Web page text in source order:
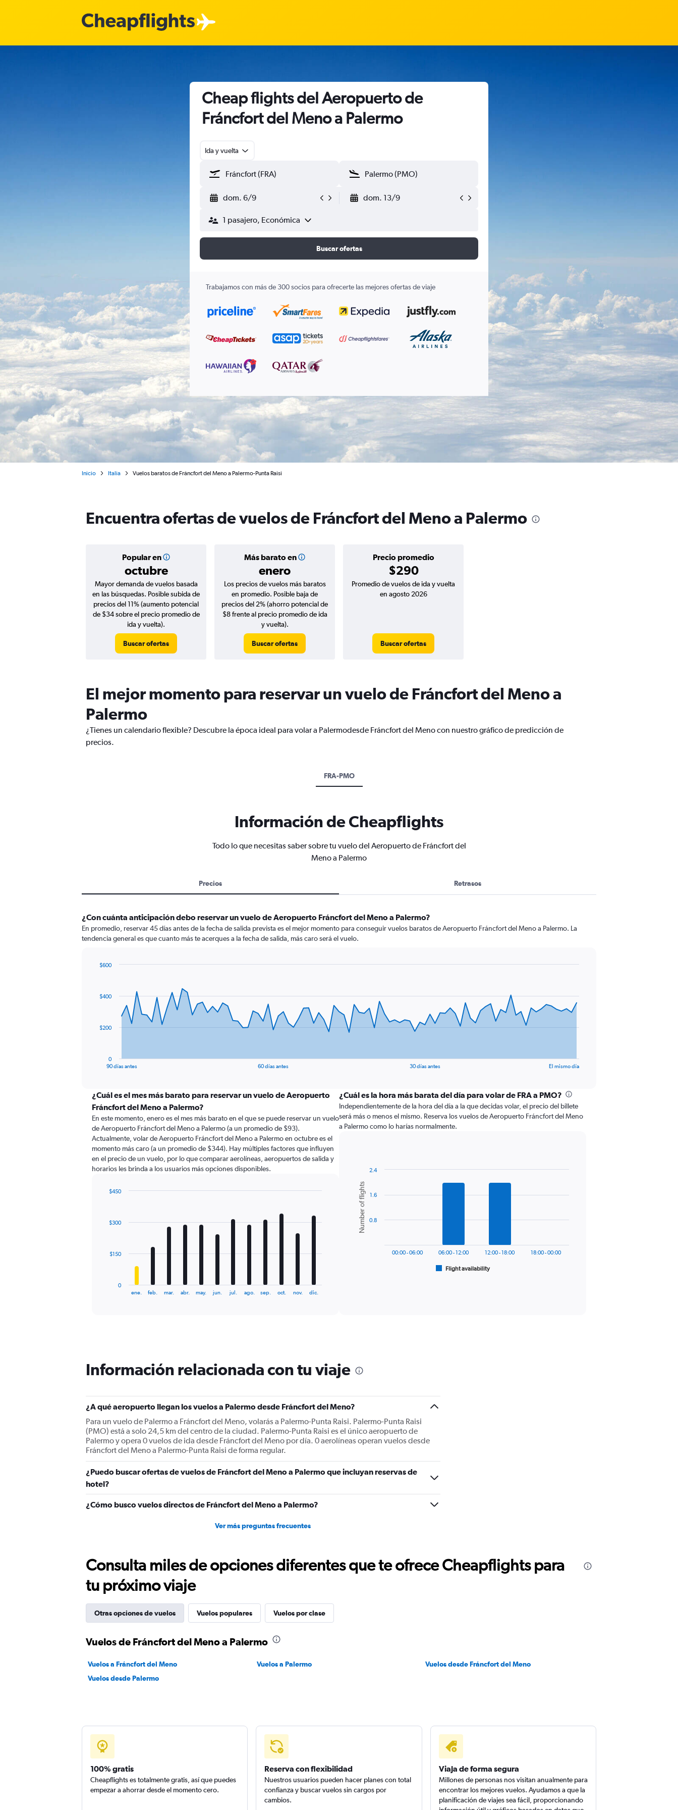
Cheap flights del Aeropuerto de
Fráncfort del Meno a Palermo
Ida y vuelta
dom. 6/9 dom. 13/9
1 pasajero, Económica
Buscar ofertas
Trabajamos con más de 300 socios para ofrecerte las mejores ofertas de viaje
Inicio Italia Vuelos baratos de Fráncfort del Meno a Palermo-Punta Raisi
Encuentra ofertas de vuelos de Fráncfort del Meno a Palermo
Popular en
octubre
Más barato en
enero
Precio promedio
$290
Mayor demanda de vuelos basada
en las búsquedas. Posible subida de
precios del 11% (aumento potencial
de $34 sobre el precio promedio de
ida y vuelta).
Buscar ofertas
Los precios de vuelos más baratos
en promedio. Posible baja de
precios del 2% (ahorro potencial de
$8 frente al precio promedio de ida
y vuelta).
Buscar ofertas
Promedio de vuelos de ida y vuelta
en agosto 2026
Buscar ofertas
El mejor momento para reservar un vuelo de Fráncfort del Meno a
Palermo
¿Tienes un calendario flexible? Descubre la época ideal para volar a Palermodesde Fráncfort del Meno con nuestro gráfico de predicción de
precios.
FRA-PMO
Información de Cheapflights
Todo lo que necesitas saber sobre tu vuelo del Aeropuerto de Fráncfort del
Meno a Palermo
Precios Retrasos
¿Con cuánta anticipación debo reservar un vuelo de Aeropuerto Fráncfort del Meno a Palermo?
En promedio, reservar 45 días antes de la fecha de salida prevista es el mejor momento para conseguir vuelos baratos de Aeropuerto Fráncfort del Meno a Palermo. La
tendencia general es que cuanto más te acerques a la fecha de salida, más caro será el vuelo.
data
The
categories.
Range:
91
categories.
The
chart
has
1
Y
displaying
90 días antes 60 días antes 30 días antes El mismo día
0
$200
$400
$600
¿Cuál es el mes más barato para reservar un vuelo de Aeropuerto
Fráncfort del Meno a Palermo?
En este momento, enero es el mes más barato en el que se puede reservar un vuelo
de Aeropuerto Fráncfort del Meno a Palermo (a un promedio de $93).
Actualmente, volar de Aeropuerto Fráncfort del Meno a Palermo en octubre es el
momento más caro (a un promedio de $344). Hay múltiples factores que influyen
en el precio de un vuelo, por lo que comparar aerolíneas, aeropuertos de salida y
horarios les brinda a los usuarios más opciones disponibles.
12
The
chart
has
Y
axis
displaying
values.
Range:
0
to
450.
ene. feb. mar. abr. may. jun. jul. ago. sep. oct. nov. dic.
0
$150
$300
$450
¿Cuál es la hora más barata del día para volar de FRA a PMO?
Independientemente de la hora del día a la que decidas volar, el precio del billete
será más o menos el mismo. Reserva los vuelos de Aeropuerto Fráncfort del Meno
a Palermo como lo harías normalmente.
chart
with
bars.
The
displaying
Number
flights.
Range:
0
2.4.
Chart
graphic.
Number of flights
Flight availability
00:00 - 06:00 06:00 - 12:00 12:00 - 18:00 18:00 - 00:00
0.8
1.6
2.4
Información relacionada con tu viaje
¿A qué aeropuerto llegan los vuelos a Palermo desde Fráncfort del Meno?
Para un vuelo de Palermo a Fráncfort del Meno, volarás a Palermo-Punta Raisi. Palermo-Punta Raisi
(PMO) está a solo 24,5 km del centro de la ciudad. Palermo-Punta Raisi es el único aeropuerto de
Palermo y opera 0 vuelos de ida desde Fráncfort del Meno por día. 0 aerolíneas operan vuelos desde
Fráncfort del Meno a Palermo-Punta Raisi de forma regular.
¿Puedo buscar ofertas de vuelos de Fráncfort del Meno a Palermo que incluyan reservas de
hotel?
¿Cómo busco vuelos directos de Fráncfort del Meno a Palermo?
Ver más preguntas frecuentes
Consulta miles de opciones diferentes que te ofrece Cheapflights para
tu próximo viaje
Otras opciones de vuelos Vuelos populares Vuelos por clase
Vuelos de Fráncfort del Meno a Palermo
Vuelos a Fráncfort del Meno Vuelos a Palermo
Vuelos desde Fráncfort del Meno
Vuelos desde Palermo
100% gratis
Cheapflights es totalmente gratis, así que puedes
empezar a ahorrar desde el momento cero.
Reserva con flexibilidad
Nuestros usuarios pueden hacer planes con total
confianza y buscar vuelos sin cargos por
cambios.
Viaja de forma segura
Millones de personas nos visitan anualmente para
encontrar los mejores vuelos. Ayudamos a que la
planificación de viajes sea fácil, proporcionando